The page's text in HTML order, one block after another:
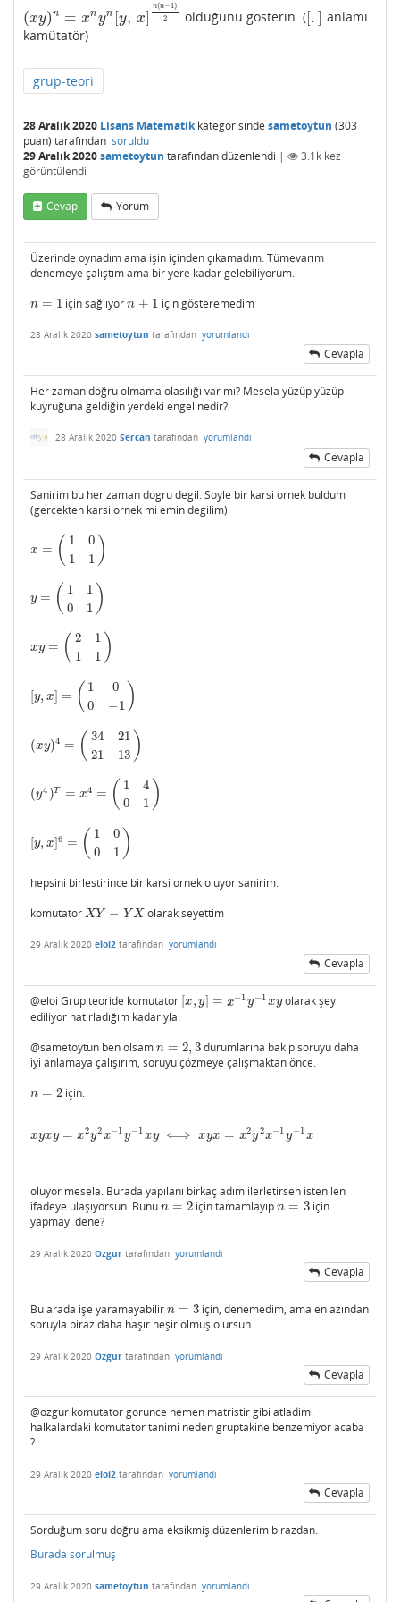
(xy)n = xnyn [y, x]
n(n− 1)
2
(xy)n=x ny n[y,x]n (n −1 2 olduğunu gösterin. ([. ]
.
anlamı
kamütatör)
grup-teori
28 Aralık 2020 Lisans Matematikkategorisinde sametoytun (303
puan) tarafından soruldu
29 Aralık 2020sametoytun tarafındandüzenlendi | 3.1k kez
görüntülendi
Cevap Yorum
Üzerinde oynadım ama işin içinden çıkamadım. Tümevarım
denemeye çalıştım ama bir yere kadar gelebiliyorum.
n = 1
n= 1 için sağlıyorn + 1
n+1 için gösteremedim
28 Aralık 2020 sametoytun tarafından yorumlandı
Cevapla
Her zaman doğru olmama olasılığı var mı? Mesela yüzüp yüzüp
kuyruğuna geldiğin yerdeki engel nedir?
28 Aralık 2020 Sercan tarafından yorumlandı
Cevapla
Sanirim bu her zaman dogru degil. Soyle bir karsi ornek buldum
(gercekten karsi ornek mi emin degilim)
x = ( 1
1
0
1 )
x= (1 1
y = ( 1
0
1
1 )
y=(1 10 1)
xy = ( 2
1
1
1 )
xy= (21 1
[y, x] = ( 1
0
0
−1 )
y,x]= 10 0−
(xy)4 = ( 34
21
21
13 )
(xy)4= 34 21
(y4 )T = x4 = ( 1
0
4
1 )
(y4)T= x4= (14 01
[y, x]6 = ( 1
0
0
1 )
y,x]6 = 10 0
hepsini birlestirince bir karsi ornek oluyor sanirim.
komutator XY − YX
XY−Y X olarak seyettim
29 Aralık 2020 eloi2 tarafından yorumlandı
Cevapla
@eloi Grup teoride komutator x, y] = x−1y−1xy
x,y]= −1 y−1xy
olarak şey
ediliyor hatırladığım kadarıyla.
@sametoytun ben olsam n = 2, 3
n= 2, 3
durumlarına bakıp soruyu daha
iyi anlamaya çalışırım, soruyu çözmeye çalışmaktan önce.
n = 2
n= 2 için:
xyxy = x2y2x−1y−1xy ⟺ xyx = x2y2x−1y−1x
xyxy=x2y2x−1y−1x y⟺x x=x2y 2x −1y−1x
oluyor mesela. Burada yapılanı birkaç adım ilerletirsen istenilen
ifadeye ulaşıyorsun. Bunu n = 2
n= 2 için tamamlayıpn = 3
n=3
için
yapmayı dene?
29 Aralık 2020 Ozgur tarafından yorumlandı
Cevapla
Bu arada işe yaramayabilir n = 3
n= 3
için, denemedim, ama en azından
soruyla biraz daha haşır neşir olmuş olursun.
29 Aralık 2020 Ozgur tarafından yorumlandı
Cevapla
@ozgur komutator gorunce hemen matristir gibi atladim.
halkalardaki komutator tanimi neden gruptakine benzemiyor acaba
?
29 Aralık 2020 eloi2 tarafından yorumlandı
Cevapla
Sorduğum soru doğru ama eksikmiş düzenlerim birazdan.
Burada sorulmuş
29 Aralık 2020 sametoytun tarafından yorumlandı